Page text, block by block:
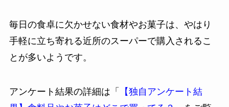
毎日の食卓に欠かせない食材やお菓子は、やはり
手軽に立ち寄れる近所のスーパーで購入されるこ
とが多いようです。
アンケート結果の詳細は「
【独自アンケート結